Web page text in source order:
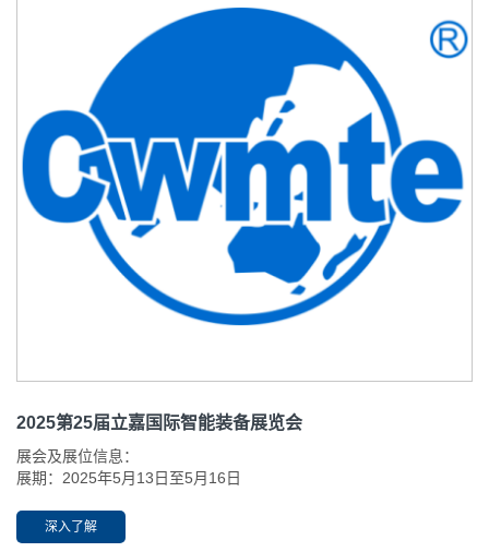
2025第25届立嘉国际智能装备展览会
展会及展位信息：
展期：2025年5月13日至5月16日
举办地址：重庆国际博览中心（渝北区悦来大道66号）
展位：N5-5412
深入了解